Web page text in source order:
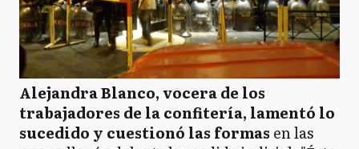
Alejandra Blanco, vocera de los
trabajadores de la confitería, lamentó lo
sucedido y cuestionó las formas en las